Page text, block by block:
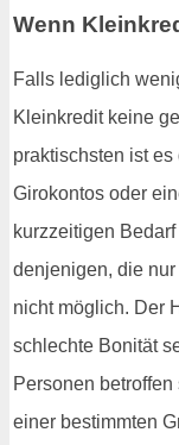
Wenn
Falls lediglich
Kleinkredit keine
praktischsten ist
Girokontos oder
kurzzeitigen
denjenigen, die
nicht möglich. Der
schlechte Bonität
Personen
einer bestimmten